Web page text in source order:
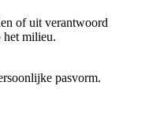
of uit verantwoord
het milieu.
pasvorm.